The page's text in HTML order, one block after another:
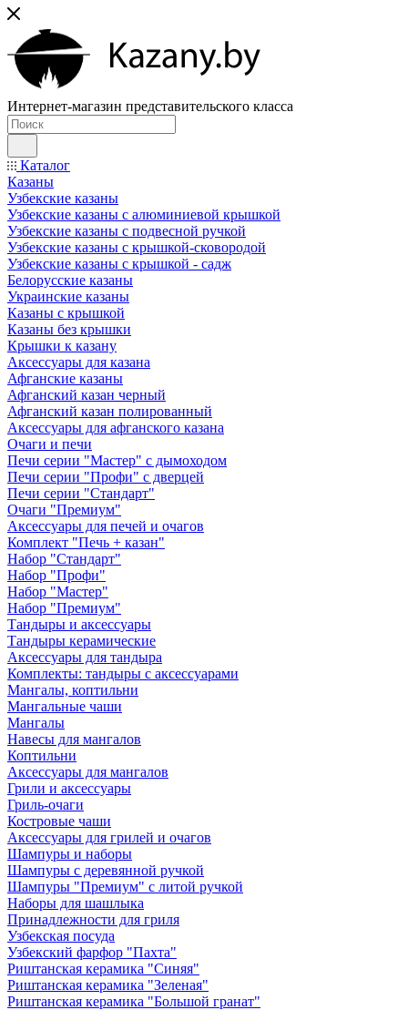
Интернет-магазин представительского класса
Каталог
Казаны
Узбекские казаны
Узбекские казаны с алюминиевой крышкой
Узбекские казаны с подвесной ручкой
Узбекские казаны с крышкой-сковородой
Узбекские казаны с крышкой - садж
Белорусские казаны
Украинские казаны
Казаны с крышкой
Казаны без крышки
Крышки к казану
Аксессуары для казана
Афганские казаны
Афганский казан черный
Афганский казан полированный
Аксессуары для афганского казана
Очаги и печи
Печи серии "Мастер" с дымоходом
Печи серии "Профи" с дверцей
Печи серии "Стандарт"
Очаги "Премиум"
Аксессуары для печей и очагов
Комплект "Печь + казан"
Набор "Стандарт"
Набор "Профи"
Набор "Мастер"
Набор "Премиум"
Тандыры и аксессуары
Тандыры керамические
Аксессуары для тандыра
Комплекты: тандыры с аксессуарами
Мангалы, коптильни
Мангальные чаши
Мангалы
Навесы для мангалов
Коптильни
Аксессуары для мангалов
Грили и аксессуары
Гриль-очаги
Костровые чаши
Аксессуары для грилей и очагов
Шампуры и наборы
Шампуры с деревянной ручкой
Шампуры "Премиум" с литой ручкой
Наборы для шашлыка
Принадлежности для гриля
Узбекская посуда
Узбекский фарфор "Пахта"
Риштанская керамика "Синяя"
Риштанская керамика "Зеленая"
Риштанская керамика "Большой гранат"